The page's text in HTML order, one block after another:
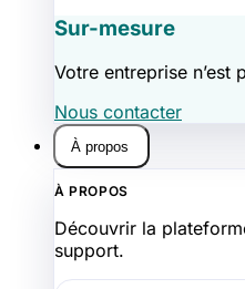
Sur-mesure
Votre entreprise n’est
Nous contacter
À propos
À PROPOS
Découvrir la
support.